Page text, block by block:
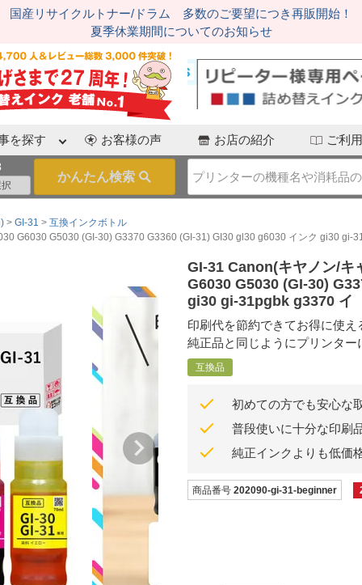
国産リサイクルトナー/ドラム 多数のご要望につき再販開始！
夏季休業期間についてのお知らせ
を探す お客様の声 お店の紹介 ご利
GI-31
互換インクボトル
G6030 G5030 (GI-30) G3370 G3360 (GI-31) GI30 gl30 g6030 インク gi30 gi-
GI-31 Canon(キヤノン/キ
G6030 G5030 (GI-30)
gi30 gi-31pgbk g3370 イ
印刷代を節約できてお得に使え
純正品と同じようにプリンター
互換品
初めての方でも安心な
普段使いに十分な印刷
純正インクよりも低価
商品番号 202090-gi-31-beginner